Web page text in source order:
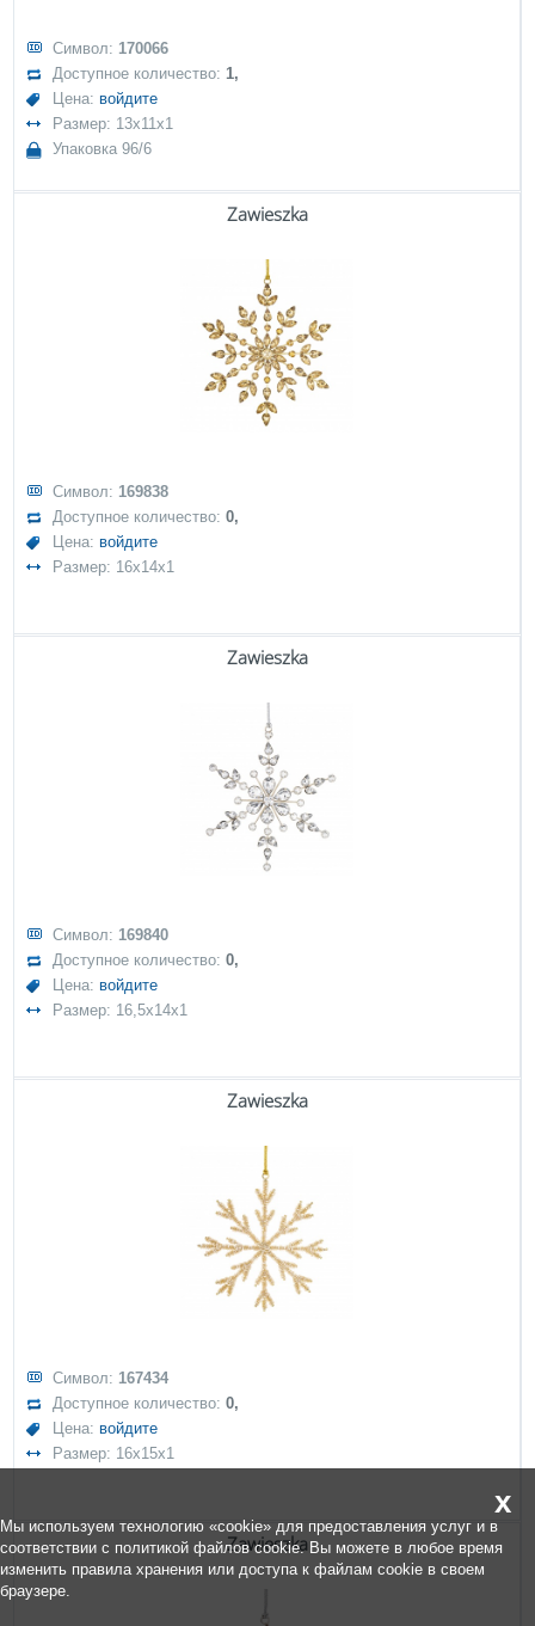
Символ: 170066
Доступное количество:1,
Цена: войдите
Размер: 13x11x1
Упаковка 96/6
Zawieszka
Символ: 169838
Доступное количество:0,
Цена: войдите
Размер: 16x14x1
Zawieszka
Символ: 169840
Доступное количество:0,
Цена: войдите
Размер: 16,5x14x1
Zawieszka
Символ: 167434
Доступное количество:0,
Цена: войдите
Размер: 16x15x1
Zawieszka
x
Мы используем технологию «cookie» для предоставления услуг и в
соответствии с политикой файлов cookie. Вы можете в любое время
изменить правила хранения или доступа к файлам cookie в своем
браузере.